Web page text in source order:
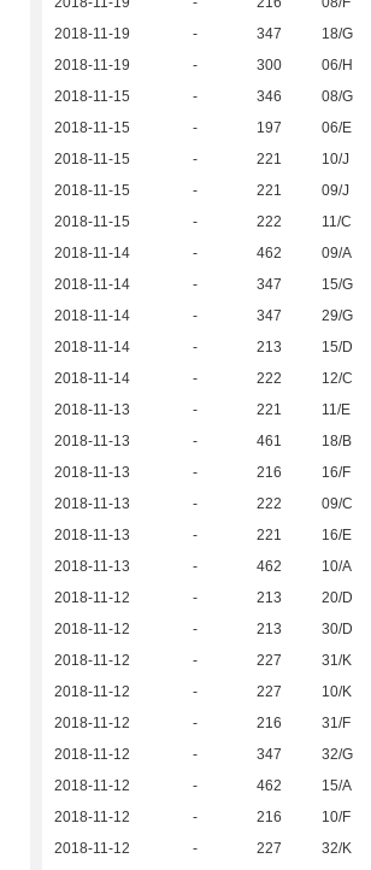
2018-11-19
- 347 18/G
2018-11-19
- 300 06/H
2018-11-15
- 346 08/G
2018-11-15
- 197 06/E
2018-11-15
- 221 10/J
2018-11-15
- 221 09/J
2018-11-15
- 222 11/C
2018-11-14
- 462 09/A
2018-11-14
- 347 15/G
2018-11-14
- 347 29/G
2018-11-14
- 213 15/D
2018-11-14
- 222 12/C
2018-11-13
- 221 11/E
2018-11-13
- 461 18/B
2018-11-13
- 216 16/F
2018-11-13
- 222 09/C
2018-11-13
- 221 16/E
2018-11-13
- 462 10/A
2018-11-12
- 213 20/D
2018-11-12
- 213 30/D
2018-11-12
- 227 31/K
2018-11-12
- 227 10/K
2018-11-12
- 216 31/F
2018-11-12
- 347 32/G
2018-11-12
- 462 15/A
2018-11-12
- 216 10/F
2018-11-12
- 227 32/K